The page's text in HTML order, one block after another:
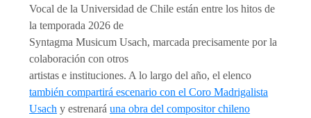
Vocal de la Universidad de Chile están entre los hitos de
la temporada 2026 de
Syntagma Musicum Usach, marcada precisamente por la
colaboración con otros
artistas e instituciones. A lo largo del año, el elenco
también compartirá escenario con el Coro Madrigalista
Usach y estrenaráuna obra del compositor chileno